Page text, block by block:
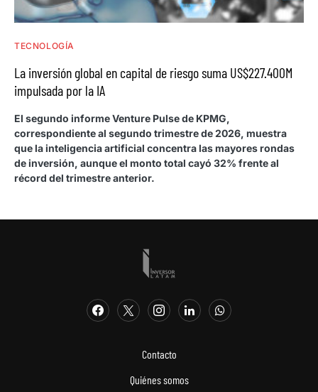
TECNOLOGÍA
La inversión global en capital de riesgo suma US$227.400M
impulsada por la IA
El segundo informe Venture Pulse de KPMG,
correspondiente al segundo trimestre de 2026, muestra
que la inteligencia artificial concentra las mayores rondas
de inversión, aunque el monto total cayó 32% frente al
récord del trimestre anterior.
Contacto
Quiénes somos